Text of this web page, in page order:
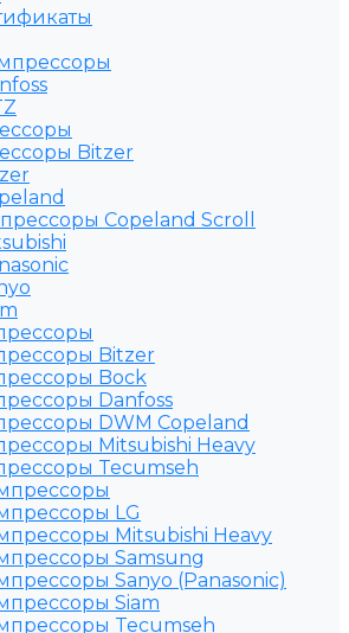
Bitzer
Copeland Scroll
Bitzer
Bock
Danfoss
DWM Copeland
Mitsubishi Heavy
Tecumseh
LG
Mitsubishi Heavy
Samsung
Sanyo (Panasonic)
Siam
Tecumseh